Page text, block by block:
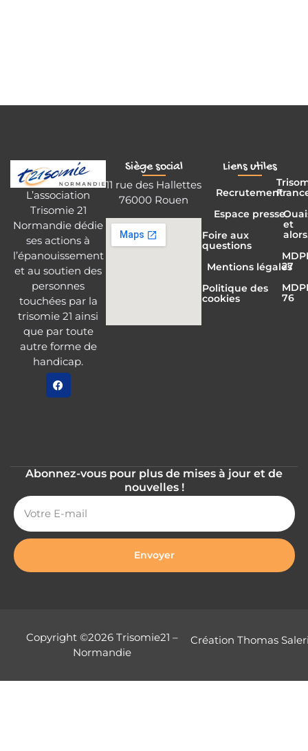
L’association
Trisomie 21
Normandie dédie
ses actions à
l’épanouissement
et au soutien des
personnes
touchées par la
trisomie 21 ainsi
que par toute
autre forme de
handicap.
Siège social
11 rue des Hallettes
76000 Rouen
Liens utiles
Recrutement
Espace presse
Foire aux
questions
Mentions légales
Politique des
cookies
et
27
76
Abonnez-vous pour plus de mises à jour et de
nouvelles !
Envoyer
Copyright ©2026 Trisomie21 –
Normandie
Création Thomas